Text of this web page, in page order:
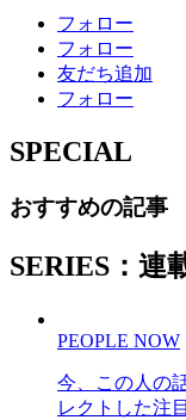
フォロー
フォロー
友だち追加
フォロー
SPECIAL
おすすめの記事
SERIES：連
PEOPLE NOW
今、この人の
レクトした注